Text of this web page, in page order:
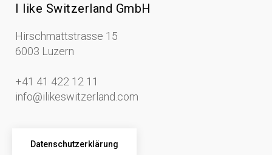
I like Switzerland GmbH
Hirschmattstrasse 15
6003 Luzern
+41 41 422 12 11
info@ilikeswitzerland.com
Datenschutzerklärung